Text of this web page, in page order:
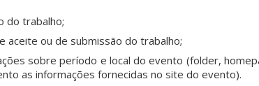
do trabalho;
aceite ou de submissão do trabalho;
sobre período e local do evento (folder,
as informações fornecidas no site do evento).